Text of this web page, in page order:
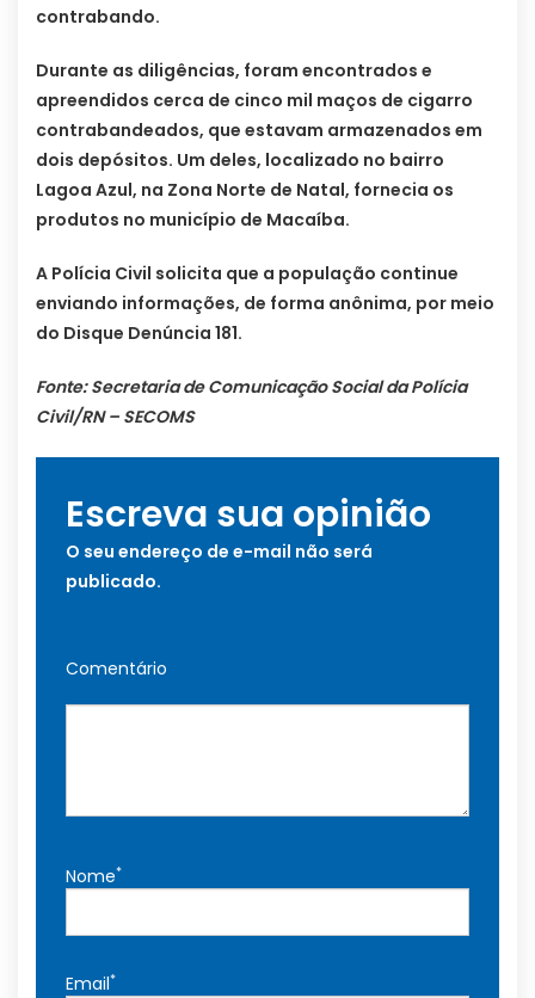
contrabando.
Durante as diligências, foram encontrados e
apreendidos cerca de cinco mil maços de cigarro
contrabandeados, que estavam armazenados em
dois depósitos. Um deles, localizado no bairro
Lagoa Azul, na Zona Norte de Natal, fornecia os
produtos no município de Macaíba.
A Polícia Civil solicita que a população continue
enviando informações, de forma anônima, por meio
do Disque Denúncia 181.
Fonte: Secretaria de Comunicação Social da Polícia
Civil/RN – SECOMS
Escreva sua opinião
O seu endereço de e-mail não será
publicado.
Comentário
Nome*
Email*